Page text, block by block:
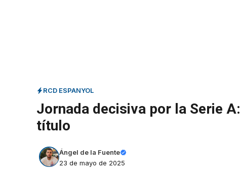
RCD ESPANYOL
Jornada decisiva por la Serie
título
Ángel de la Fuente
23 de mayo de 2025